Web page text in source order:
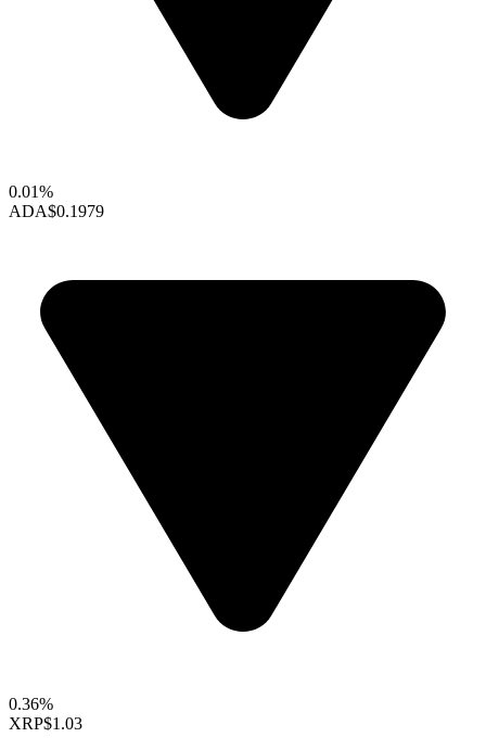
0.01%
ADA$0.1979
0.36%
XRP$1.03